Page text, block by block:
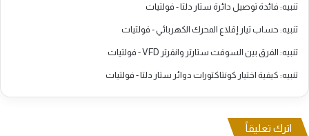
تنبيه: فائدة توصيل دائرة ستار دلتا - فولتيات
تنبيه: حساب تيار إقلاع المحرك الكهربائي - فولتيات
تنبيه: الفرق بين السوفت ستارتر وانفرتر VFD - فولتيات
تنبيه: كيفية اختيار كونتاكتورات دوائر ستار دلتا - فولتيات
اترك تعليقاً